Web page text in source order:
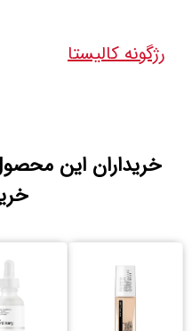
رژگونه کالیستا
خریداران این